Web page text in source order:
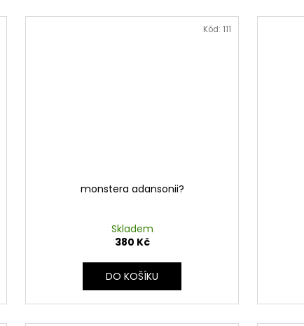
monstera adansonii?
Skladem
380 Kč
DO KOŠÍKU
Kód: 111